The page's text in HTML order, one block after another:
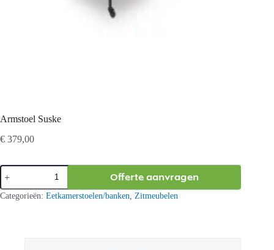
Armstoel Suske
€ 379,00
Armstoel
Suske
aantal
Offerte aanvragen
Categorieën: Eetkamerstoelen/banken Zitmeubelen